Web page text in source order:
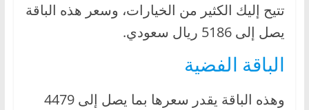
تتيح إليك الكثير من الخيارات، وسعر هذه الباقة
يصل إلى 5186 ريال سعودي.
الباقة الفضية
وهذه الباقة يقدر سعرها بما يصل إلى 4479